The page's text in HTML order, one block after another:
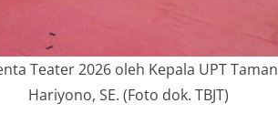
Teater 2026 oleh Kepala UPT
Hariyono, SE. (Foto dok. TBJT)